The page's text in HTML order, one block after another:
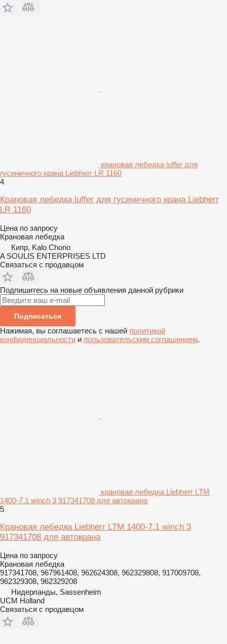
крановая лебедка luffer для
гусеничного крана Liebherr LR 1160
4
Крановая лебедка luffer для гусеничного крана Liebherr
LR 1160
Цена по запросу
Крановая лебедка
Кипр, Kalo Chorio
A SOULIS ENTERPRISES LTD
Связаться с продавцом
Подпишитесь на новые объявления данной рубрики
Подписаться
Нажимая, вы соглашаетесь с нашей политикой
конфиденциальности и пользовательским соглашением.
крановая лебедка Liebherr LTM
1400-7.1 winch 3 917341708 для автокрана
5
Крановая лебедка Liebherr LTM 1400-7.1 winch 3
917341708 для автокрана
Цена по запросу
Крановая лебедка
917341708, 967961408, 962624308, 962329808, 917009708,
962329308, 962329208
Нидерланды, Sassenheim
UCM Holland
Связаться с продавцом